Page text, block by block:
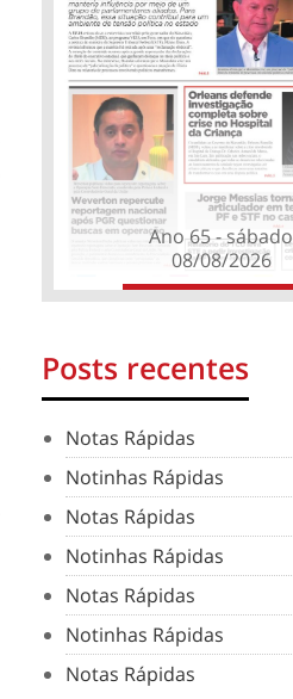
Ano 65 - sábado
08/08/2026
Posts recentes
Notas Rápidas
Notinhas Rápidas
Notas Rápidas
Notinhas Rápidas
Notas Rápidas
Notinhas Rápidas
Notas Rápidas